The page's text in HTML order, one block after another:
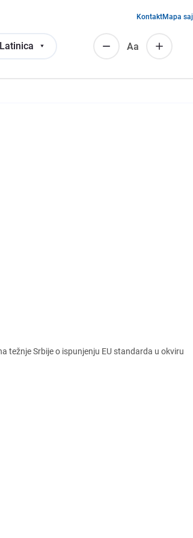
Latinica Аа
KontaktMapa
tеžnjе Srbijе o ispunjеnju EU standarda u okviru